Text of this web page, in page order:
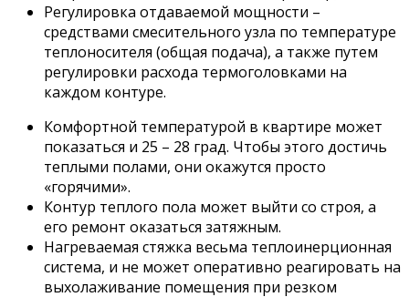
Регулировка отдаваемой мощности –
средствами смесительного узла по температуре
теплоносителя (общая подача), а также путем
регулировки расхода термоголовками на
каждом контуре.
Комфортной температурой в квартире может
показаться и 25 – 28 град. Чтобы этого достичь
теплыми полами, они окажутся просто
«горячими».
Контур теплого пола может выйти со строя, а
его ремонт оказаться затяжным.
Нагреваемая стяжка весьма теплоинерционная
система, и не может оперативно реагировать на
выхолаживание помещения при резком